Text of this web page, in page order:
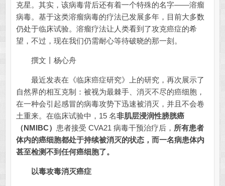
克星。其实，该病毒背后还有着一个特殊的名字——溶瘤
病毒。基于这类溶瘤病毒的疗法已发展多年，目前大多数
仍处于临床试验。溶瘤疗法让人类看到了攻克癌症的希
望，不过，现在我们仍需耐心等待破晓的那一刻。
撰文丨杨心舟
最近发表在《临床癌症研究》上的研究，再次展示了
自然界的相互克制：被视为最棘手、消灭不尽的癌细胞，
在一种会引起感冒的病毒攻势下迅速被消灭，并且不会卷
土重来。在临床试验中，15 名非肌层浸润性膀胱癌
（NMIBC） 患者接受 CVA21 病毒干预治疗后， 所有患者
体内的癌细胞都处于持续被消灭的状态，而一名病患体内
甚至检测不到任何癌细胞了。
以毒攻毒消灭癌症